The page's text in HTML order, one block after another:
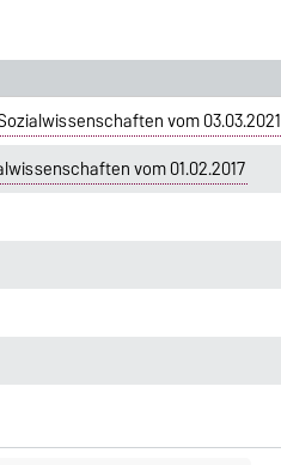
vom 03.03.2021
vom 01.02.2017